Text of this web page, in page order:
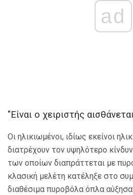
ad
"Είναι ο χειριστής
Οι ηλικιωμένοι, ιδίως εκείνοι
διατρέχουν τον υψηλότερο
των οποίων διαπράττεται με
κλασική μελέτη κατέληξε στο
διαθέσιμα πυροβόλα όπλα